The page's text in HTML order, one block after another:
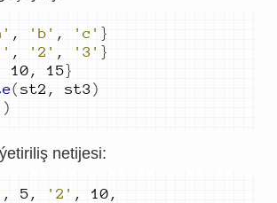
, 'b' , 'c' }
, '2' , '3' }
10 , 15}
( st2 , st3 )
)
netijesi:
, 5 , '2' , 10 ,